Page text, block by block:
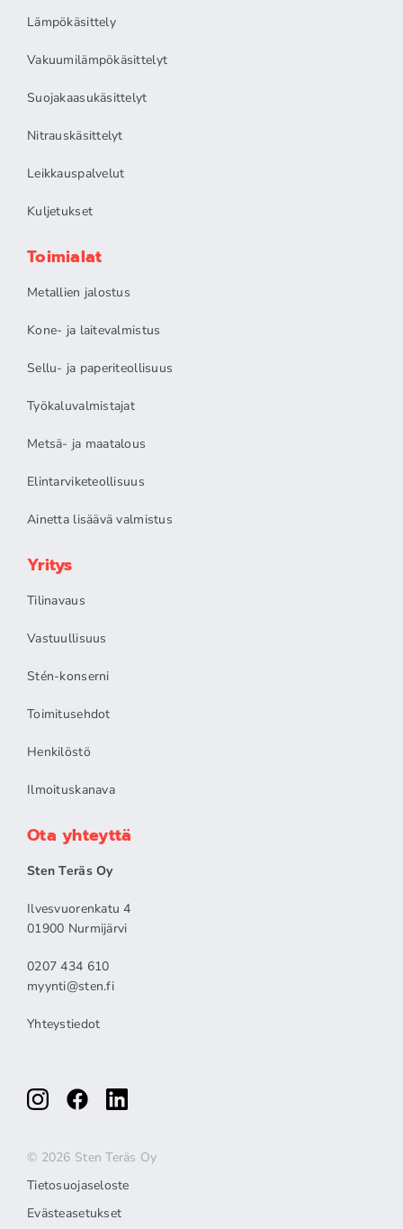
Lämpökäsittely
Vakuumilämpökäsittelyt
Suojakaasukäsittelyt
Nitrauskäsittelyt
Leikkauspalvelut
Kuljetukset
Toimialat
Metallien jalostus
Kone- ja laitevalmistus
Sellu- ja paperiteollisuus
Työkaluvalmistajat
Metsä- ja maatalous
Elintarviketeollisuus
Ainetta lisäävä valmistus
Yritys
Tilinavaus
Vastuullisuus
Stén-konserni
Toimitusehdot
Henkilöstö
Ilmoituskanava
Ota yhteyttä
Sten Teräs Oy
Ilvesvuorenkatu 4
01900 Nurmijärvi
0207 434 610
myynti@sten.fi
Yhteystiedot
© 2026 Sten Teräs Oy
Tietosuojaseloste
Evästeasetukset